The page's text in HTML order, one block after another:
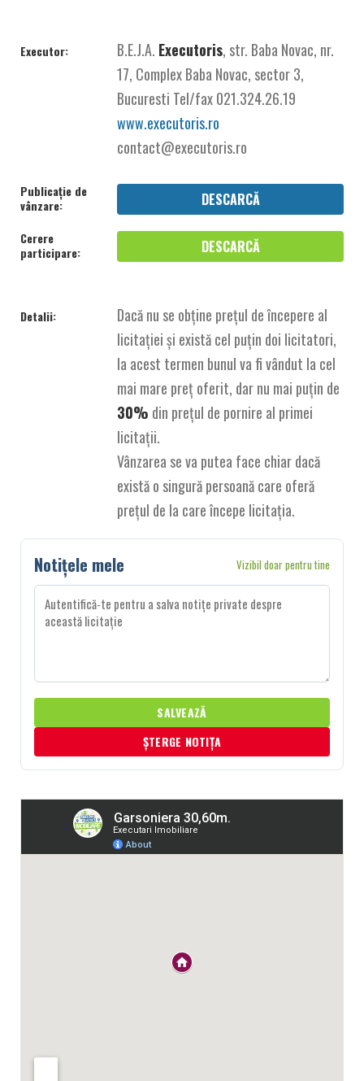
Executor: B.E.J.A. Executoris, str. Baba Novac, nr.
17, Complex Baba Novac, sector 3,
Bucuresti Tel/fax 021.324.26.19
www.executoris.ro
contact@executoris.ro
Publicație de
vânzare:
DESCARCĂ
Cerere
participare:
DESCARCĂ
Detalii:
Dacă nu se obține prețul de începere al
licitației și există cel puțin doi licitatori,
la acest termen bunul va fi vândut la cel
mai mare preț oferit, dar nu mai puțin de
30% din prețul de pornire al primei
licitații.
Vânzarea se va putea face chiar dacă
există o singură persoană care oferă
prețul de la care începe licitația.
Notițele mele Vizibil doar pentru tine
SALVEAZĂ
ȘTERGE NOTIȚA